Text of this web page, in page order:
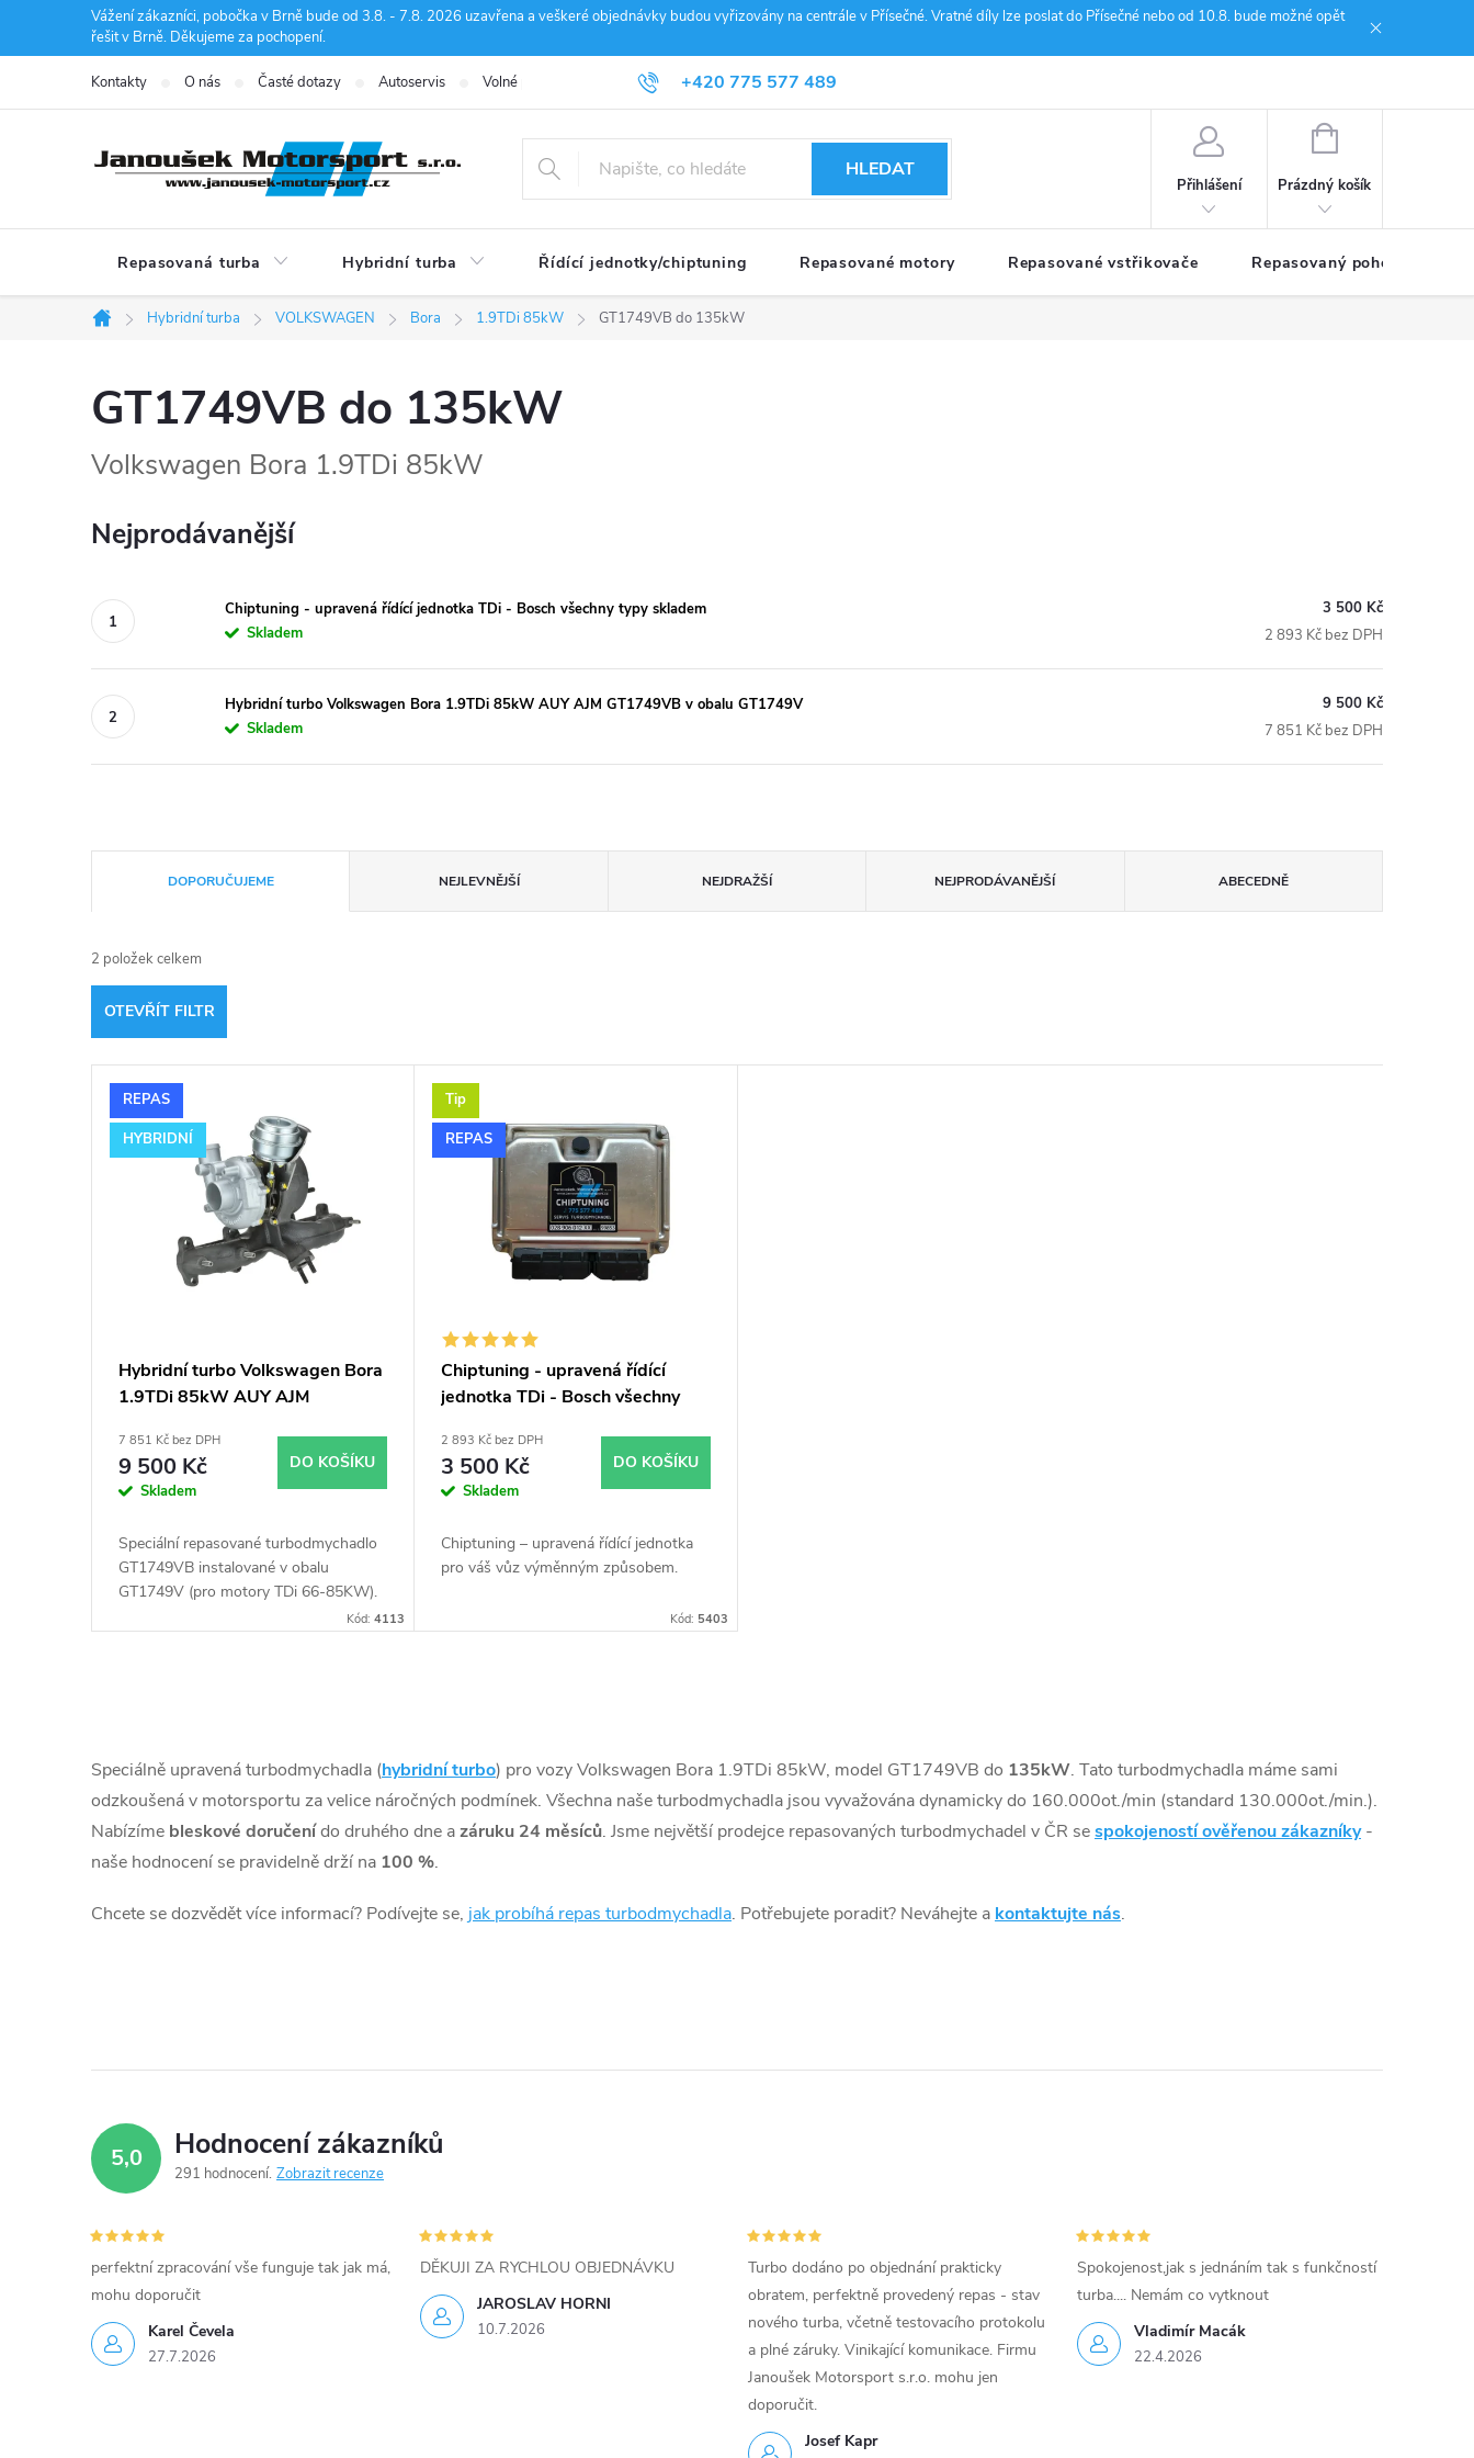
Vážení zákazníci, pobočka v Brně bude od 3.8. - 7.8. 2026 uzavřena a veškeré objednávky budou vyřizovány na centrále v Přísečné. Vratné díly lze poslat do Přísečné nebo od 10.8. bude možné opět
řešit v Brně. Děkujeme za pochopení.
+420 775 577 489
info@janousek-motorsport.cz
Kontakty O nás Časté dotazy Autoservis Volné pozice Obchodní podmínky Reklamace
HLEDAT
Přihlášení
NÁKUPNÍ
Prázdný košík
Repasovaná turba Hybridní turba Řídící jednotky/chiptuning Repasované motory Repasované vstřikovače Repasovaný pohon TDM
Domů
Hybridní turba VOLKSWAGEN Bora 1.9TDi 85kW GT1749VB do 135kW
GT1749VB do 135kW
Volkswagen Bora 1.9TDi 85kW
Nejprodávanější
Chiptuning - upravená řídící jednotka TDi - Bosch všechny typy skladem
Skladem
3 500 Kč
2 893 Kč bez DPH
Hybridní turbo Volkswagen Bora 1.9TDi 85kW AUY AJM GT1749VB v obalu GT1749V
Skladem
9 500 Kč
7 851 Kč bez DPH
a
z
e
n
DOPORUČUJEME NEJLEVNĚJŠÍ NEJDRAŽŠÍ NEJPRODÁVANĚJŠÍ ABECEDNĚ
2 položek celkem
OTEVŘÍT FILTR
V
ý
k
ů
REPAS
HYBRIDNÍ
Hybridní turbo Volkswagen Bora
1.9TDi 85kW AUY AJM
7 851 Kč bez DPH
9 500 Kč
Skladem
DO KOŠÍKU
Speciální repasované turbodmychadlo
GT1749VB instalované v obalu
GT1749V (pro motory TDi 66-85KW).
Kód:4113
Tip
REPAS
Chiptuning - upravená řídící
jednotka TDi - Bosch všechny
2 893 Kč bez DPH
3 500 Kč
Skladem
DO KOŠÍKU
Chiptuning – upravená řídící jednotka
pro váš vůz výměnným způsobem.
Kód: 5403
v
l
á
a
p
v
k
y
v
ý
p
Speciálně upravená turbodmychadla (hybridní turbo) pro vozy Volkswagen Bora 1.9TDi 85kW, model GT1749VB do 135kW. Tato turbodmychadla máme sami
odzkoušená v motorsportu za velice náročných podmínek. Všechna naše turbodmychadla jsou vyvažována dynamicky do 160.000ot./min (standard 130.000ot./min.).
Nabízíme bleskové doručenído druhého dne azáruku 24 měsíců. Jsme největší prodejce repasovaných turbodmychadel v ČR sespokojeností ověřenou zákazníky-
naše hodnocení se pravidelně drží na 100 %.
Chcete se dozvědět více informací? Podívejte se, jak probíhá repas turbodmychadla. Potřebujete poradit? Neváhejte a kontaktujte nás.
5,0 Hodnocení zákazníků
291 hodnocení Zobrazit recenze
Karel Čevela
27.7.2026
perfektní zpracování vše funguje tak jak má,
mohu doporučit
JAROSLAV HORNI
10.7.2026
DĚKUJI ZA RYCHLOU OBJEDNÁVKU
Josef Kapr
Turbo dodáno po objednání prakticky
obratem, perfektně provedený repas - stav
nového turba, včetně testovacího protokolu
a plné záruky. Vinikající komunikace. Firmu
Janoušek Motorsport s.r.o. mohu jen
doporučit.
Vladimír Macák
22.4.2026
Spokojenost,jak s jednáním tak s funkčností
turba.... Nemám co vytknout